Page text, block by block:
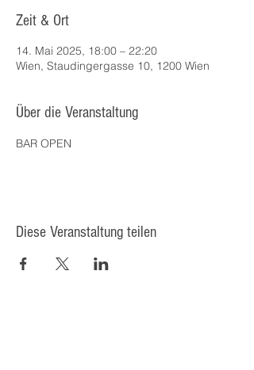
Zeit & Ort
14. Mai 2025, 18:00 – 22:20
Wien, Staudingergasse 10, 1200 Wien
Über die Veranstaltung
BAR OPEN
Diese Veranstaltung teilen